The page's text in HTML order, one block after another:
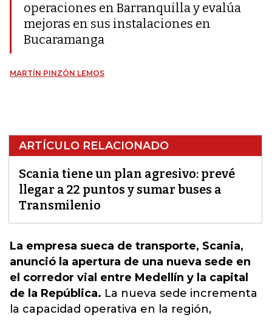
operaciones en Barranquilla y evalúa
mejoras en sus instalaciones en
Bucaramanga
MARTÍN PINZÓN LEMOS
ARTÍCULO RELACIONADO
Scania tiene un plan agresivo: prevé
llegar a 22 puntos y sumar buses a
Transmilenio
La empresa sueca de transporte, Scania,
anunció la apertura de una nueva sede en
el corredor vial entre Medellín y la capital
de la República. La nueva sede incrementa
la capacidad operativa en la región,